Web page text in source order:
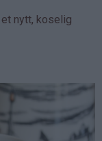
nytt, koselig